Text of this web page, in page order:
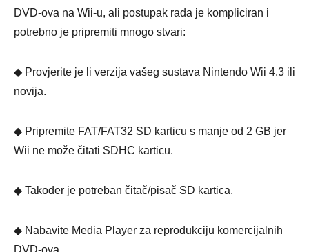
DVD-ova na Wii-u, ali postupak rada je kompliciran i
potrebno je pripremiti mnogo stvari:
◆ Provjerite je li verzija vašeg sustava Nintendo Wii 4.3 ili
novija.
◆ Pripremite FAT/FAT32 SD karticu s manje od 2 GB jer
Wii ne može čitati SDHC karticu.
◆ Također je potreban čitač/pisač SD kartica.
◆ Nabavite Media Player za reprodukciju komercijalnih
DVD-ova.